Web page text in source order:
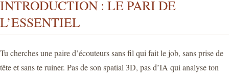
INTRODUCTION : LE PARI DE
L’ESSENTIEL
Tu cherches une paire d’écouteurs sans fil qui fait le job, sans prise de
tête et sans te ruiner. Pas de son spatial 3D, pas d’IA qui analyse ton